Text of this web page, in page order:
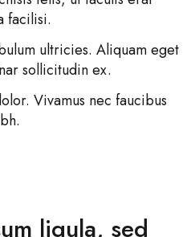
facilisi.
ultricies. Aliquam eget
sollicitudin ex.
Vivamus nec faucibus
ligula, sed